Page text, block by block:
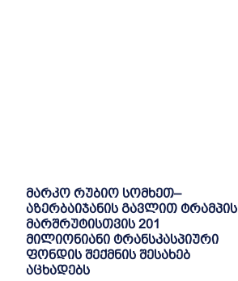
მარკო რუბიო სომხეთ–
აზერბაიჯანის გავლით ტრამპის
მარშრუტისთვის 201
მილიონიანი ტრანსკასპიური
ფონდის შექმნის შესახებ
აცხადებს